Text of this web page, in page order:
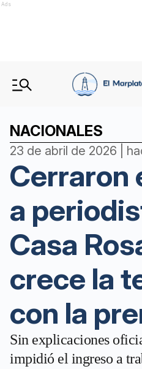
Ads
NACIONALES
23 de abril de 2026 |
Cerraron
a
Casa
crece la
con la
Sin explicaciones
impidió el ingreso a